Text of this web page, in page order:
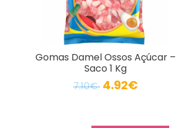
Gomas Damel Ossos Açúcar –
Saco 1 Kg
7.10€ 4.92€